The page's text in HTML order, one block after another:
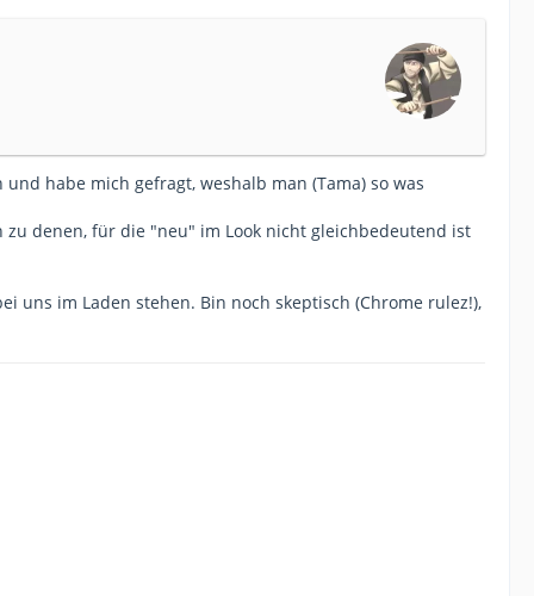
habe mich gefragt, weshalb man (Tama) so was
denen, für die "neu" im Look nicht gleichbedeutend ist
uns im Laden stehen. Bin noch skeptisch (Chrome rulez!),